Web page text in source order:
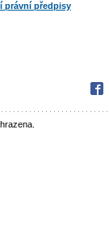
právní předpisy